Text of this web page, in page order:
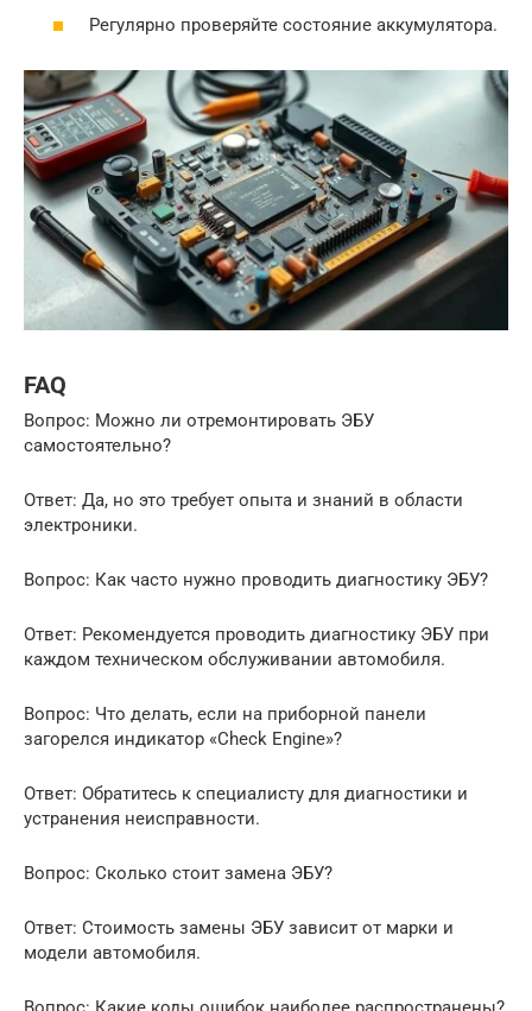
Регулярно проверяйте состояние аккумулятора.
FAQ
Вопрос: Можно ли отремонтировать ЭБУ
самостоятельно?
Ответ: Да, но это требует опыта и знаний в области
электроники.
Вопрос: Как часто нужно проводить диагностику ЭБУ?
Ответ: Рекомендуется проводить диагностику ЭБУ при
каждом техническом обслуживании автомобиля.
Вопрос: Что делать, если на приборной панели
загорелся индикатор «Check Engine»?
Ответ: Обратитесь к специалисту для диагностики и
устранения неисправности.
Вопрос: Сколько стоит замена ЭБУ?
Ответ: Стоимость замены ЭБУ зависит от марки и
модели автомобиля.